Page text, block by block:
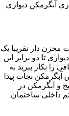
آبگرمکن دیواری
دار تقریبا یک
تا دو برابر این
را بکار ببرید به
نجات پیدا
و آبگرمکن در
داخلی ساختمان